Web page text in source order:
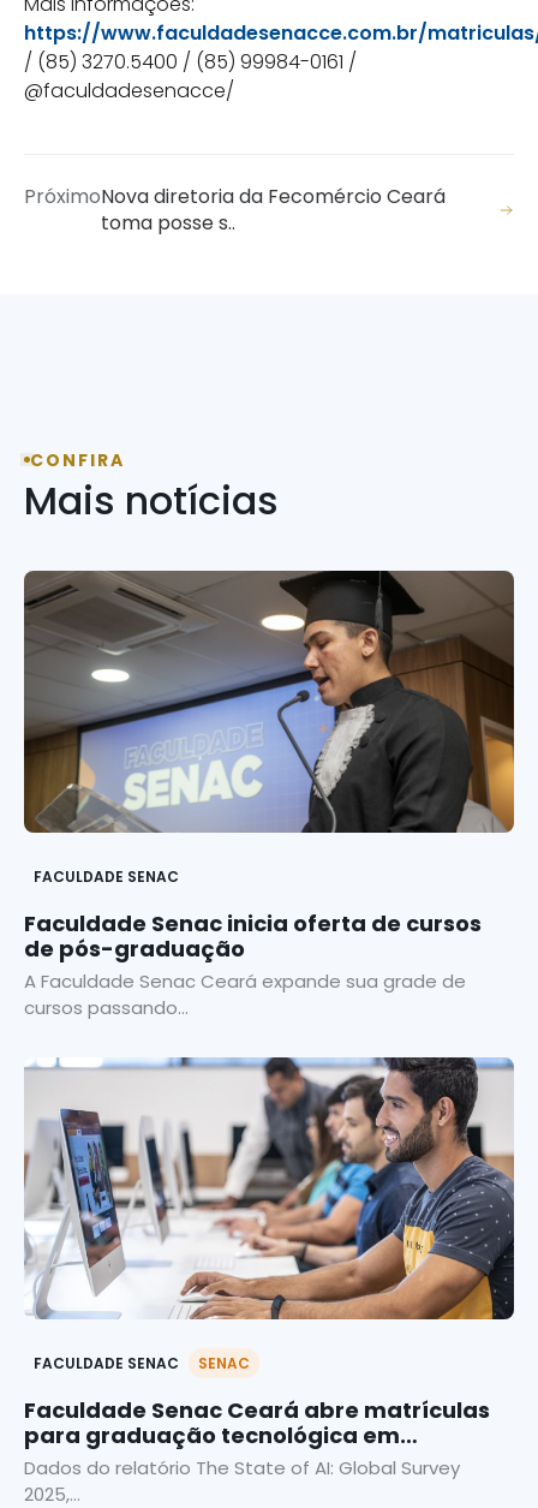
https://www.faculdadesenacce.com.br/
/ (85) 3270.5400 / (85) 99984-0161 /
@faculdadesenacce/
PróximoNova diretoria da Fecomércio Ceará
toma posse s..
CONFIRA
Mais notícias
FACULDADE SENAC
Faculdade Senac inicia oferta de cursos
de pós-graduação
A Faculdade Senac Ceará expande sua grade de
cursos passando...
FACULDADE SENAC SENAC
Faculdade Senac Ceará abre matrículas
para graduação tecnológica em
Inteligência Artificial
Dados do relatório The State of AI: Global Survey
2025,...